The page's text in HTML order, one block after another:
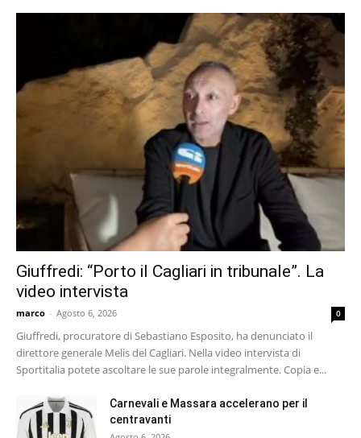
Giuffredi: “Porto il Cagliari in tribunale”. La
video intervista
marco - Agosto 6, 2026 0
Giuffredi, procuratore di Sebastiano Esposito, ha denunciato il
direttore generale Melis del Cagliari. Nella video intervista di
Sportitalia potete ascoltare le sue parole integralmente. Copia e...
Carnevali e Massara accelerano per il
centravanti